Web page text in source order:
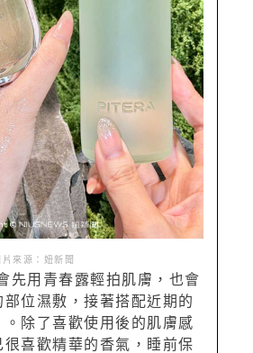
片來源：妞新聞
先用青春露輕拍肌膚，也會
位濕敷，接著搭配近期的
除了喜歡使用後的肌膚感
喜歡精華的香氣，睡前保